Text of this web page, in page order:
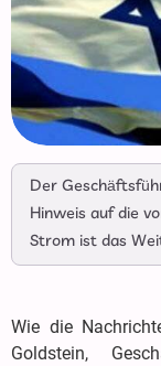
Der
Hinweis auf die
Strom ist das
Wie die
Goldstein,